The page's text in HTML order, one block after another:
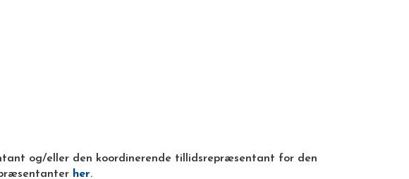
og/eller den koordinerende tillidsrepræsentant for den
her.